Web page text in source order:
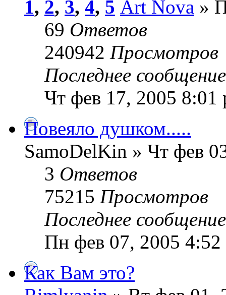
1, 2, 3, 4, 5 Art Nova »
69 Ответов
240942 Просмотров
Последнее
Чт фев 17, 2005 8:01
Повеяло душком.....
SamoDelKin » Чт фев
3 Ответов
75215 Просмотров
Последнее
Пн фев 07, 2005 4:52
Как Вам это?